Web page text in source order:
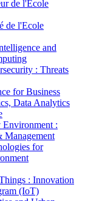
de l'Ecole
de l'Ecole
and
: Threats
for Business
Data Analytics
:
Management
for
: Innovation
(IoT)